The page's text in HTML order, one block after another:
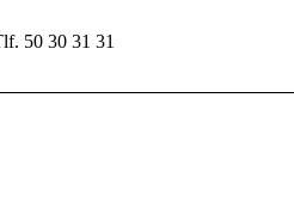
50 30 31 31